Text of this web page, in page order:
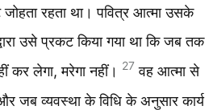
रहता था। पवित्र आत्मा उसके
उसे प्रकट किया गया था कि जब तक
कर लेगा, मरेगा नहीं। 27 वह आत्मा से
जब व्यवस्था के विधि के अनुसार कार्य